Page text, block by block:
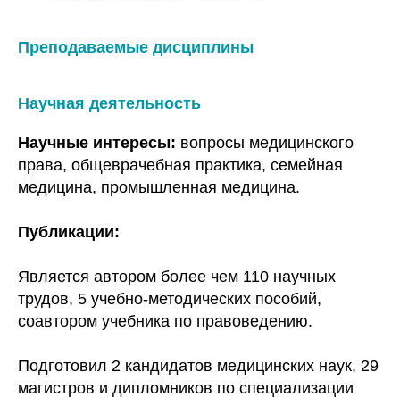
Преподаваемые дисциплины
Научная деятельность
Научные интересы: вопросы медицинского
права, общеврачебная практика, семейная
медицина, промышленная медицина.
Публикации:
Является автором более чем 110 научных
трудов, 5 учебно-методических пособий,
соавтором учебника по правоведению.
Подготовил 2 кандидатов медицинских наук, 29
магистров и дипломников по специализации